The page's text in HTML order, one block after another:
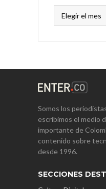
Somos los
escribimos el medio
importante de
contenido sobre
desde 1996.
SECCIONES